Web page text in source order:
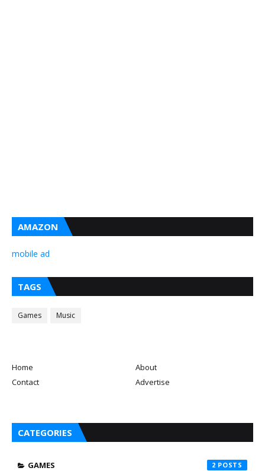
AMAZON
mobile ad
TAGS
Games Music
Home
About
Contact
Advertise
CATEGORIES
GAMES 2